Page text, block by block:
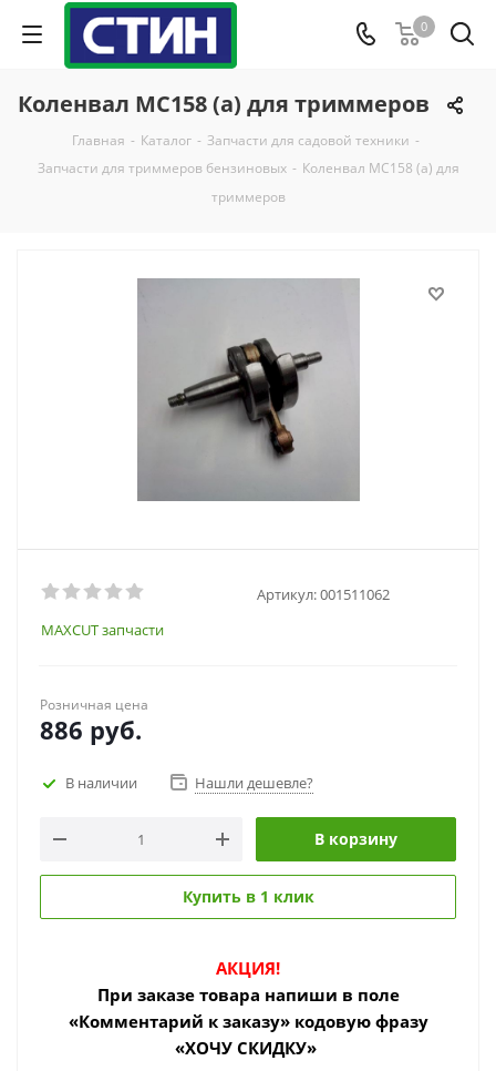
0
Коленвал МС158 (а) для триммеров
Главная - Каталог - Запчасти для садовой техники -
Запчасти для триммеров бензиновых - Коленвал МС158 (а) для
триммеров
Артикул:001511062
MAXCUT запчасти
Розничная цена
886 руб.
В наличии Нашли дешевле?
В корзину
Купить в 1 клик
АКЦИЯ!
При заказе товара напиши в поле
«Комментарий к заказу» кодовую фразу
«ХОЧУ СКИДКУ»